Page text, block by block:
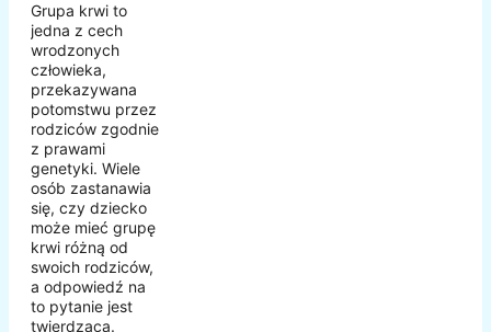
Grupa krwi to
jedna z cech
wrodzonych
człowieka,
przekazywana
potomstwu przez
rodziców zgodnie
z prawami
genetyki. Wiele
osób zastanawia
się, czy dziecko
może mieć grupę
krwi różną od
swoich rodziców,
a odpowiedź na
to pytanie jest
twierdząca.